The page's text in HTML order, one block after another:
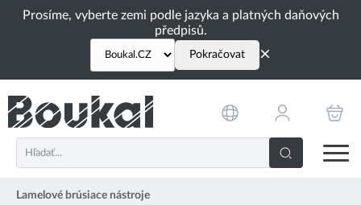
Prosíme, vyberte zemi podle jazyka a platných daňových
předpisů.
Pokračovat ×
Lamelové brúsiace nástroje